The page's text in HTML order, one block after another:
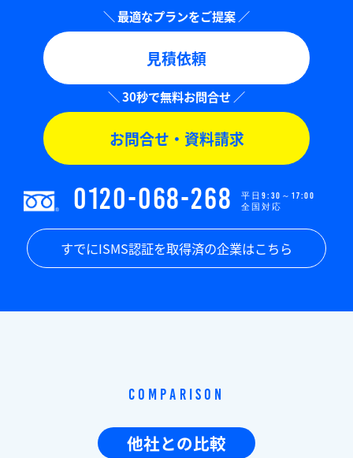
見積依頼
お問合せ・資料請求
0120-068-268
平日9:30～17:00
全国対応
すでにISMS認証を取得済の企業はこちら
Comparison
他社との比較